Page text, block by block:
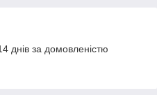
днів за домовленістю